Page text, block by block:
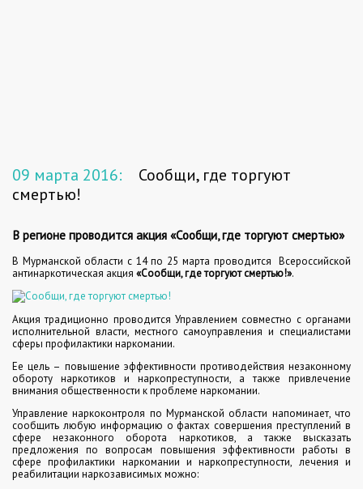
09 марта 2016:
Сообщи, где торгуют
смертью!
В регионе проводится акция «Сообщи, где торгуют смертью»
В Мурманской области с 14 по 25 марта проводится Всероссийской
антинаркотическая акция «Сообщи, где торгуют смертью!».
Акция традиционно проводится Управлением совместно с органами
исполнительной власти, местного самоуправления и специалистами
сферы профилактики наркомании.
Ее цель – повышение эффективности противодействия незаконному
обороту наркотиков и наркопреступности, а также привлечение
внимания общественности к проблеме наркомании.
Управление наркоконтроля по Мурманской области напоминает, что
сообщить любую информацию о фактах совершения преступлений в
сфере незаконного оборота наркотиков, а также высказать
предложения по вопросам повышения эффективности работы в
сфере профилактики наркомании и наркопреступности, лечения и
реабилитации наркозависимых можно: